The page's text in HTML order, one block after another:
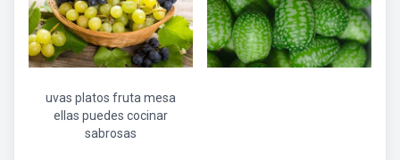
uvas platos fruta mesa
ellas puedes cocinar
sabrosas